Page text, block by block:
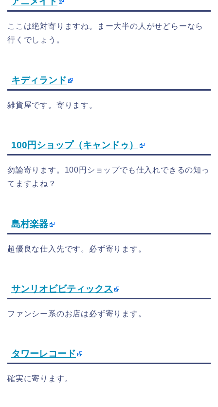
ここは絶対寄りますね。まー大半の人がせどらーなら
行くでしょう。
キディランド
雑貨屋です。寄ります。
100円ショップ（キャンドゥ）
勿論寄ります。100円ショップでも仕入れできるの知っ
てますよね？
島村楽器
超優良な仕入先です。必ず寄ります。
サンリオビビティックス
ファンシー系のお店は必ず寄ります。
タワーレコード
確実に寄ります。